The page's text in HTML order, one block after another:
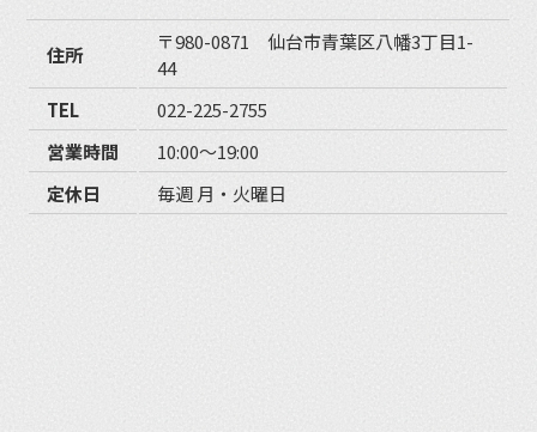
住所
〒980-0871 仙台市青葉区八幡3丁目1-
44
TEL
022-225-2755
営業時間
10:00〜19:00
定休日
毎週 月・火曜日